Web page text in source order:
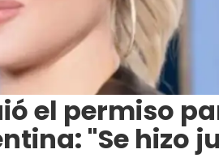
el permiso
"Se hizo